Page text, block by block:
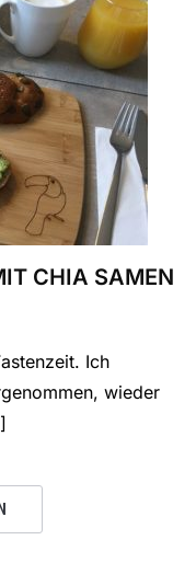
CHIA SAMEN
Ich
wieder